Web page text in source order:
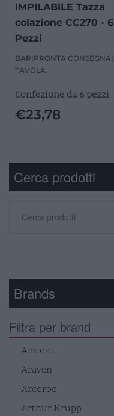
IMPILABILE Tazza
colazione CC270 - 6
Pezzi
BAR| PRONTA CONSEGNA|
TAVOLA
Confezione da 6 pezzi
€23,78
Cerca prodotti
Brands
Filtra per brand
Amonn
Araven
Arcoroc
Arthur Krupp